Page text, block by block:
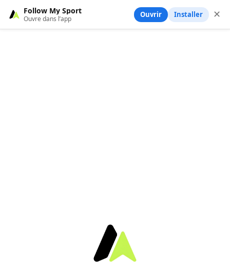
Follow My Sport
Ouvre dans l’app Ouvrir Installer ✕